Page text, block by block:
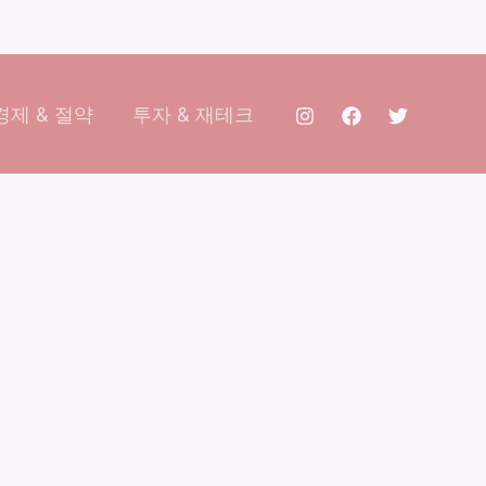
제 & 절약 투자 & 재테크